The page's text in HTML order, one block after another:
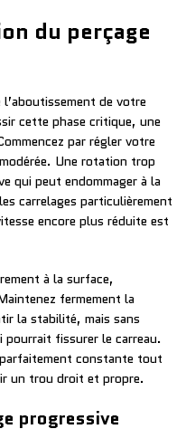
du perçage
de votre
cette phase critique, une
par régler votre
Une rotation trop
qui peut endommager à la
carrelages particulièrement
encore plus réduite est
à la surface,
fermement la
la stabilité, mais sans
pourrait fissurer le carreau.
constante tout
un trou droit et propre.
progressive